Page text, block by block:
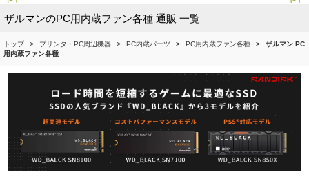
ザルマンのPC用内蔵ファン各種 通販 一覧
トップ プリンタ・PC周辺機器 PC内蔵パーツ PC用内蔵ファン各種
ザルマン PC
用内蔵ファン各種